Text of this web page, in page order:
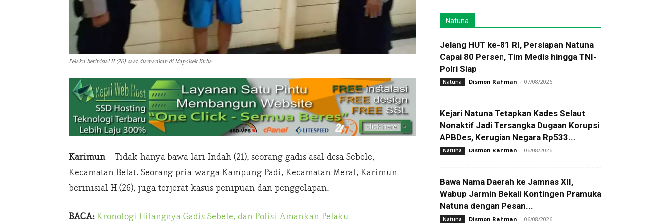
Pelaku berinisial H (26), saat diamankan di Mapolsek Kuba
Karimun– Tidak hanya bawa lari Indah (21), seorang gadis asal desa Sebele,
Kecamatan Belat. Seorang pria warga Kampung Padi, Kecamatan Meral, Karimun
berinisial H (26), juga terjerat kasus penipuan dan penggelapan.
BACA: Kronologi Hilangnya Gadis Sebele, dan Polisi Amankan Pelaku
Natuna
Jelang HUT ke-81 RI, Persiapan Natuna
Capai 80 Persen, Tim Medis hingga TNI-
Polri Siap
Natuna Dismon Rahman - 07/08/2026
Kejari Natuna Tetapkan Kades Selaut
Nonaktif Jadi Tersangka Dugaan Korupsi
APBDes, Kerugian Negara Rp533...
Natuna Dismon Rahman - 06/08/2026
Bawa Nama Daerah ke Jamnas XII,
Wabup Jarmin Bekali Kontingen Pramuka
Natuna dengan Pesan...
Natuna Dismon Rahman - 06/08/2026